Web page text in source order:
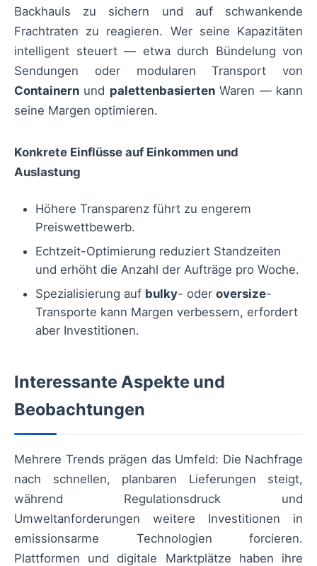
Backhauls zu sichern und auf schwankende
Frachtraten zu reagieren. Wer seine Kapazitäten
intelligent steuert — etwa durch Bündelung von
Sendungen oder modularen Transport von
Containern und palettenbasiertenWaren — kann
seine Margen optimieren.
Konkrete Einflüsse auf Einkommen und
Auslastung
Höhere Transparenz führt zu engerem
Preiswettbewerb.
Echtzeit-Optimierung reduziert Standzeiten
und erhöht die Anzahl der Aufträge pro Woche.
Spezialisierung auf bulky- oder oversize-
Transporte kann Margen verbessern, erfordert
aber Investitionen.
Interessante Aspekte und
Beobachtungen
Mehrere Trends prägen das Umfeld: Die Nachfrage
nach schnellen, planbaren Lieferungen steigt,
während Regulationsdruck und
Umweltanforderungen weitere Investitionen in
emissionsarme Technologien forcieren.
Plattformen und digitale Marktplätze haben ihre